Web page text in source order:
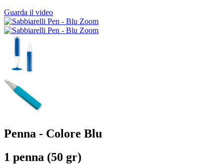
Guarda il video
Zoom
Zoom
Penna - Colore Blu
1 penna (50 gr)